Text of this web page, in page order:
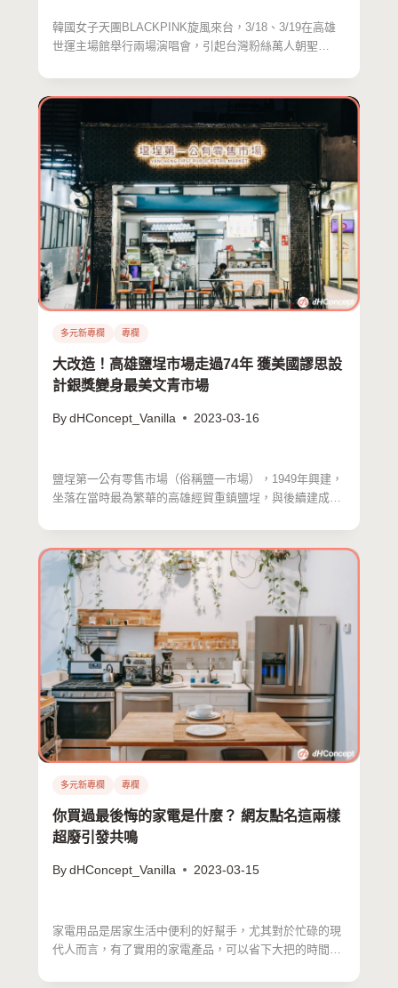
韓國女子天團BLACKPINK旋風來台，3/18、3/19在高雄
世運主場館舉行兩場演唱會，引起台灣粉絲萬人朝聖…
多元新專欄 專欄
大改造！高雄鹽埕市場走過74年 獲美國謬思設
計銀獎變身最美文青市場
By dHConcept_Vanilla 2023-03-16
鹽埕第一公有零售市場（俗稱鹽一市場），1949年興建，
坐落在當時最為繁華的高雄經貿重鎮鹽埕，與後續建成的
多元新專欄 專欄
你買過最後悔的家電是什麼？ 網友點名這兩樣
超廢引發共鳴
By dHConcept_Vanilla 2023-03-15
家電用品是居家生活中便利的好幫手，尤其對於忙碌的現
代人而言，有了實用的家電產品，可以省下大把的時間心